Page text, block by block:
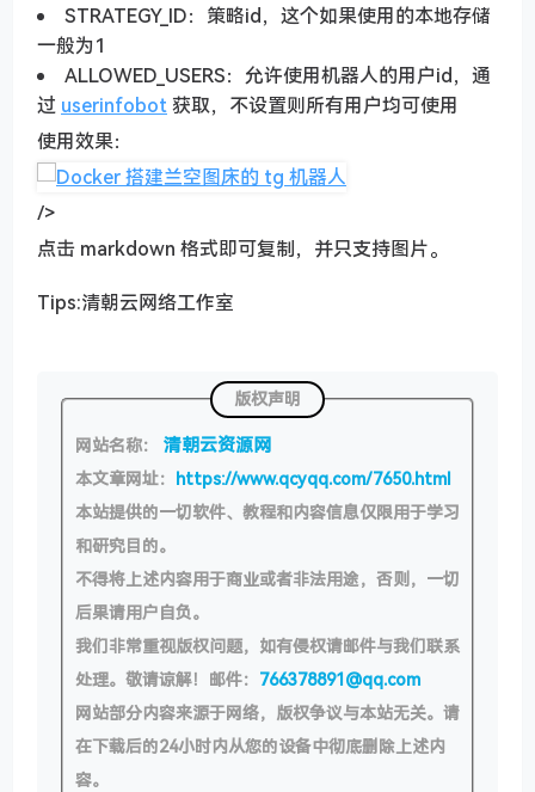
STRATEGY_ID：策略id，这个如果使用的本地存储
一般为1
ALLOWED_USERS：允许使用机器人的用户id，通
过 userinfobot获取，不设置则所有用户均可使用
使用效果：
/>
点击 markdown 格式即可复制，并只支持图片。
Tips:清朝云网络工作室
版权声明
网站名称： 清朝云资源网
本文章网址： https://www.qcyqq.com/7650.html
本站提供的一切软件、教程和内容信息仅限用于学习
和研究目的。
不得将上述内容用于商业或者非法用途，否则，一切
后果请用户自负。
我们非常重视版权问题，如有侵权请邮件与我们联系
处理。敬请谅解！邮件： 766378891@qq.com
网站部分内容来源于网络，版权争议与本站无关。请
在下载后的24小时内从您的设备中彻底删除上述内
容。